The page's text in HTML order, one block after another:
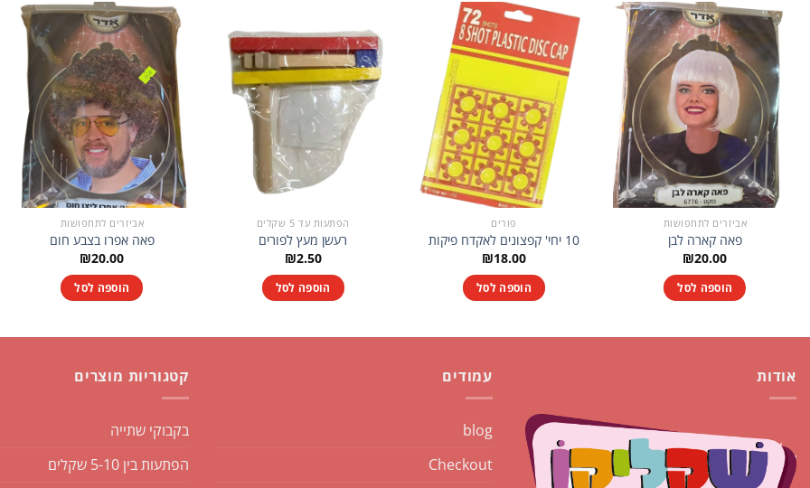
אביזרים לתחפושות
פאה קארה לבן
₪20.00
הוספה לסל
פורים
10 יחי' קפצונים לאקדח פיקות
₪18.00
הוספה לסל
הפתעות עד 5 שקלים
רעשן מעץ לפורים
₪2.50
הוספה לסל
אביזרים לתחפושות
פאה אפרו בצבע חום
₪20.00
הוספה לסל
אודות עמודים
blog
Checkout
קטגוריות מוצרים
בקבוקי שתייה
הפתעות בין 5-10 שקלים